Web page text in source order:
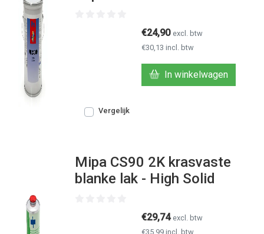
€24,90 excl. btw
€30,13 incl. btw
In winkelwagen
Vergelijk
Mipa CS90 2K krasvaste
blanke lak - High Solid
€29,74 excl. btw
€35,99 incl. btw